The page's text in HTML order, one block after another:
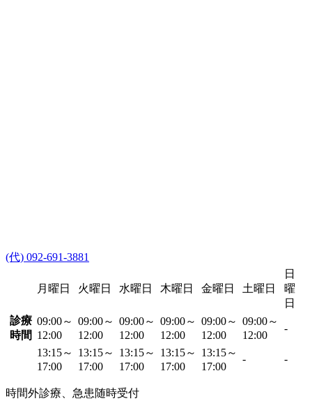
(代) 092-691-3881
月曜日 火曜日 水曜日 木曜日 金曜日 土曜日
日
曜
日
診療
時間
09:00～
12:00
09:00～
12:00
09:00～
12:00
09:00～
12:00
09:00～
12:00
09:00～
12:00
-
13:15～
17:00
13:15～
17:00
13:15～
17:00
13:15～
17:00
13:15～
17:00
- -
時間外診療、急患随時受付